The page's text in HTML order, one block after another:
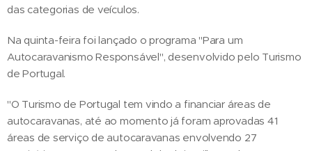
das categorias de veículos.
Na quinta-feira foi lançado o programa "Para um
Autocaravanismo Responsável", desenvolvido pelo Turismo
de Portugal.
"O Turismo de Portugal tem vindo a financiar áreas de
autocaravanas, até ao momento já foram aprovadas 41
áreas de serviço de autocaravanas envolvendo 27